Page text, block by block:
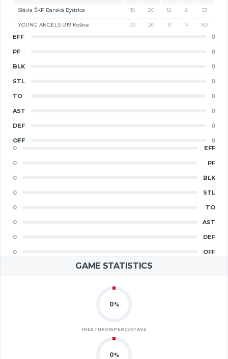
Slávia ŠKP Banská Bystrica 15 20 12 6 53
YOUNG ANGELS U19 Košice 25 26 15 14 80
EFF 0
PF 0
BLK 0
STL 0
TO 0
AST 0
DEF 0
OFF
0
0
EFF
0 PF
0 BLK
0 STL
0 TO
0 AST
0 DEF
0 OFF
GAME STATISTICS
0%
FREE THROW PERCENTAGE
0%